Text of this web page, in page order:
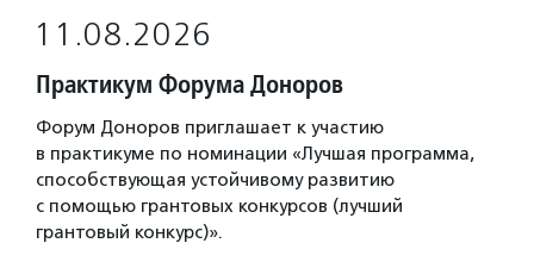
11.08.2026
Практикум Форума Доноров
Форум Доноров приглашает к участию
в практикуме по номинации «Лучшая программа,
способствующая устойчивому развитию
с помощью грантовых конкурсов (лучший
грантовый конкурс)».